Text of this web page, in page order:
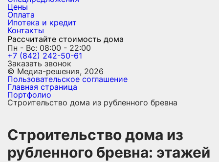
Цены
Оплата
Ипотека и кредит
Контакты
Рассчитайте стоимость дома
Пн - Вс: 08:00 - 22:00
+7 (842) 242-50-61
Заказать звонок
© Медиа-решения, 2026
Пользовательское соглашение
Главная страница
Портфолио
Строительство дома из рубленного бревна
Строительство дома из
рубленного бревна: этажей